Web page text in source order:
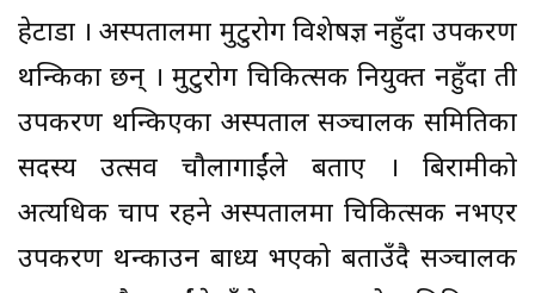
हेटौँडा । अस्पतालमा मुटुरोग विशेषज्ञ नहुँदा उपकरण
थन्किका छन् । मुटुरोग चिकित्सक नियुक्त नहुँदा ती
उपकरण थन्किएका अस्पताल सञ्चालक समितिका
सदस्य उत्सव चौलागाईंले बताए । बिरामीको
अत्यधिक चाप रहने अस्पतालमा चिकित्सक नभएर
उपकरण थन्काउन बाध्य भएको बताउँदै सञ्चालक